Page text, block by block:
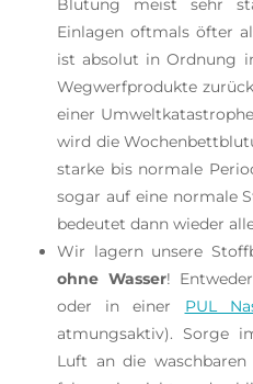
Blutung meist sehr
Einlagen oftmals öfter
ist absolut in Ordnung
Wegwerfprodukte
einer
wird die
starke bis normale
sogar auf eine normale
bedeutet dann wieder
Wir lagern unsere
ohne Wasser!
oder in einer PUL
atmungsaktiv). Sorge
Luft an die